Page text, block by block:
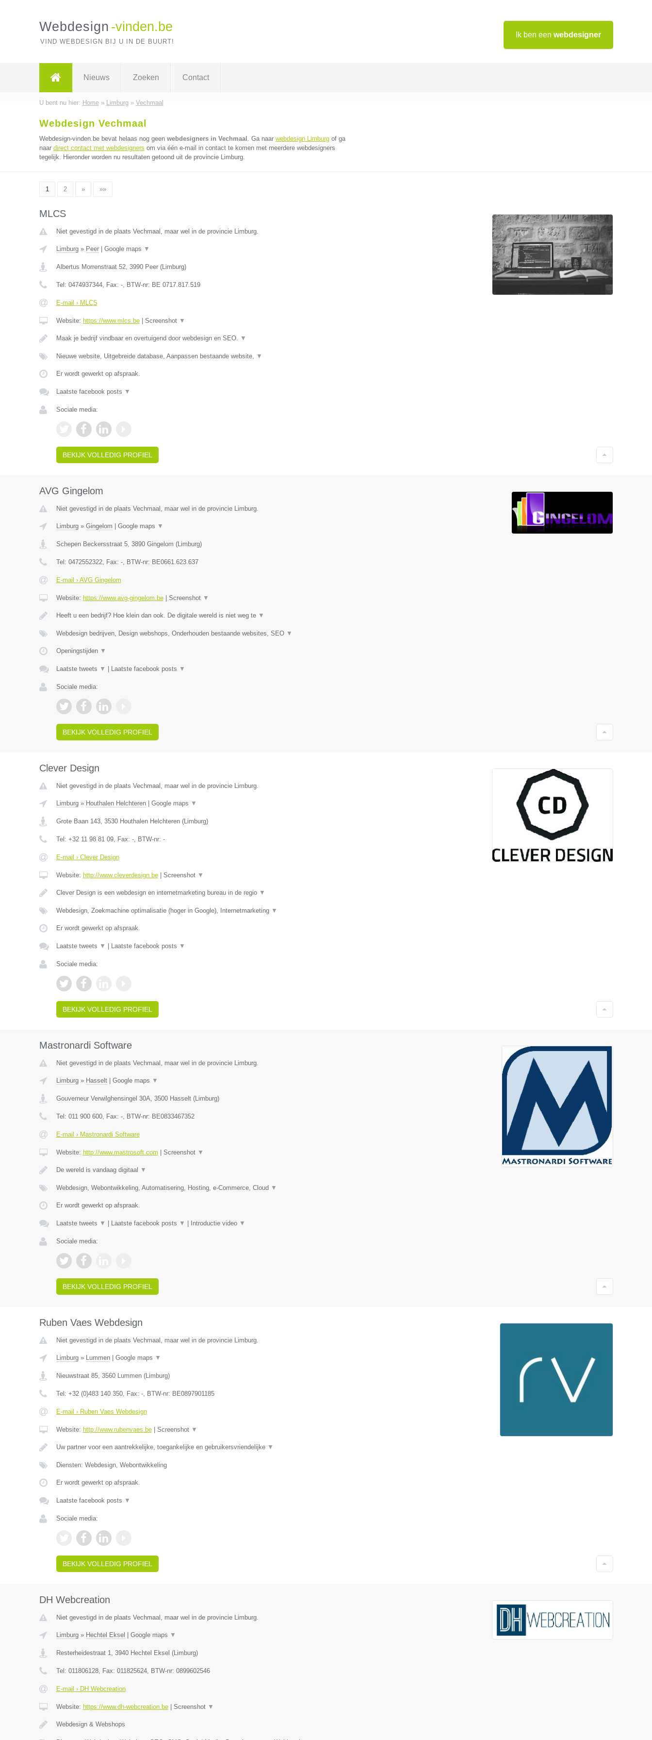
Ik ben een webdesigner
Webdesign -vinden.be
VIND WEBDESIGN BIJ U IN DE BUURT!
Nieuws Zoeken Contact
U bent nu hier: Home» Limburg» Vechmaal
Webdesign Vechmaal
Webdesign-vinden.be bevat helaas nog geen webdesigners in Vechmaal . Ga naar webdesign Limburgof ga
naar direct contact met webdesigners om via één e-mail in contact te komen met meerdere webdesigners
tegelijk. Hieronder worden nu resultaten getoond uit de provincie Limburg.
1 2 » »»
MLCS
Niet gevestigd in de plaats Vechmaal, maar wel in de provincie Limburg.
Limburg» Peer| Google maps ▼
Albertus Morrenstraat 52, 3990 Peer(Limburg)
Tel: 0474937344, Fax: -, BTW-nr: BE 0717.817.519
E-mail › MLCS
Website: https://www.mlcs.be| Screenshot ▼
Maak je bedrijf vindbaar en overtuigend door webdesign en SEO. ▼
Nieuwe website, Uitgebreide database, Aanpassen bestaande website, ▼
Er wordt gewerkt op afspraak.
Laatste facebook posts ▼
Sociale media:
BEKIJK VOLLEDIG PROFIEL
AVG Gingelom
Niet gevestigd in de plaats Vechmaal, maar wel in de provincie Limburg.
Limburg» Gingelom Google maps ▼
Schepen Beckersstraat 5, 3890 Gingelom (Limburg)
Tel: 0472552322, Fax: -, BTW-nr: BE0661.623.637
E-mail › AVG Gingelom
Website: https://www.avg-gingelom.be| Screenshot ▼
Heeft u een bedrijf? Hoe klein dan ook. De digitale wereld is niet weg te ▼
Webdesign bedrijven, Design webshops, Onderhouden bestaande websites, SEO ▼
Openingstijden ▼
Laatste tweets ▼ Laatste facebook posts ▼
Sociale media:
BEKIJK VOLLEDIG PROFIEL
Clever Design
Niet gevestigd in de plaats Vechmaal, maar wel in de provincie Limburg.
Limburg» Houthalen Helchteren| Google maps ▼
Grote Baan 143, 3530 Houthalen Helchteren(Limburg)
Tel: +32 11 98 81 09, Fax: -, BTW-nr: -
E-mail › Clever Design
Website: http://www.cleverdesign.be| Screenshot ▼
Clever Design is een webdesign en internetmarketing bureau in de regio ▼
Webdesign, Zoekmachine optimalisatie (hoger in Google), Internetmarketing ▼
Er wordt gewerkt op afspraak.
Laatste tweets ▼ Laatste facebook posts ▼
Sociale media:
BEKIJK VOLLEDIG PROFIEL
Mastronardi Software
Niet gevestigd in de plaats Vechmaal, maar wel in de provincie Limburg.
Limburg» Hasselt| Google maps ▼
Gouverneur Verwilghensingel 30A, 3500 Hasselt(Limburg)
Tel: 011 900 600, Fax: -, BTW-nr: BE0833467352
E-mail › Mastronardi Software
Website: http://www.mastrosoft.com Screenshot ▼
De wereld is vandaag digitaal ▼
Webdesign, Webontwikkeling, Automatisering, Hosting, e-Commerce, Cloud ▼
Er wordt gewerkt op afspraak.
Laatste tweets ▼ Laatste facebook posts ▼ Introductie video ▼
Sociale media:
BEKIJK VOLLEDIG PROFIEL
Ruben Vaes Webdesign
Niet gevestigd in de plaats Vechmaal, maar wel in de provincie Limburg.
Limburg» Lummen| Google maps ▼
Nieuwstraat 85, 3560 Lummen(Limburg)
Tel: +32 (0)483 140 350, Fax: -, BTW-nr: BE0897901185
E-mail › Ruben Vaes Webdesign
Website: http://www.rubenvaes.be| Screenshot ▼
Uw partner voor een aantrekkelijke, toegankelijke en gebruikersvriendelijke ▼
Diensten: Webdesign, Webontwikkeling
Er wordt gewerkt op afspraak.
Laatste facebook posts ▼
Sociale media:
BEKIJK VOLLEDIG PROFIEL
DH Webcreation
Niet gevestigd in de plaats Vechmaal, maar wel in de provincie Limburg.
Limburg» Hechtel Eksel Google maps ▼
Resterheidestraat 1, 3940 Hechtel Eksel (Limburg)
Tel: 011806128, Fax: 011825624, BTW-nr: 0899602546
E-mail › DH Webcreation
Website: https://www.dh-webcreation.be| Screenshot ▼
Webdesign & Webshops